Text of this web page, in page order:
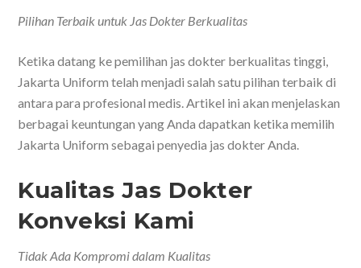
Pilihan Terbaik untuk Jas Dokter Berkualitas
Ketika datang ke pemilihan jas dokter berkualitas tinggi,
Jakarta Uniform telah menjadi salah satu pilihan terbaik di
antara para profesional medis. Artikel ini akan menjelaskan
berbagai keuntungan yang Anda dapatkan ketika memilih
Jakarta Uniform sebagai penyedia jas dokter Anda.
Kualitas Jas Dokter
Konveksi Kami
Tidak Ada Kompromi dalam Kualitas